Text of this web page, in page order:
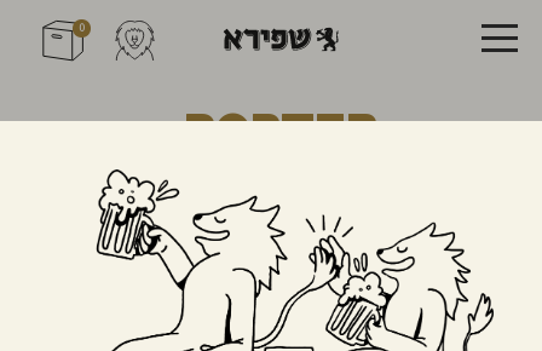
0
Porter